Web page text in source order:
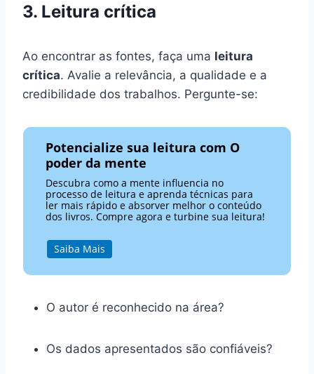
3. Leitura crítica
Ao encontrar as fontes, faça uma leitura
crítica. Avalie a relevância, a qualidade e a
credibilidade dos trabalhos. Pergunte-se:
Potencialize sua leitura com O
poder da mente
Descubra como a mente influencia no
processo de leitura e aprenda técnicas para
ler mais rápido e absorver melhor o conteúdo
dos livros. Compre agora e turbine sua leitura!
Saiba Mais
O autor é reconhecido na área?
Os dados apresentados são confiáveis?